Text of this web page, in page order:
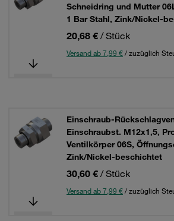
Schneidring und Mutter
1 Bar Stahl, Zink/Nickel-
20,68 € / Stück
Versand ab 7,99 €/ zuzüglich
Einschraub-
Einschraubst. M12x1,5,
Ventilkörper 06S,
Zink/Nickel-beschichtet
30,60 € / Stück
Versand ab 7,99 €/ zuzüglich